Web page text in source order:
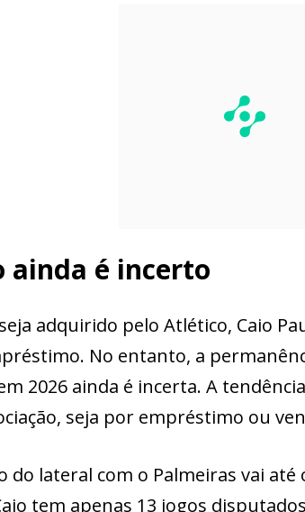
ainda é incerto
adquirido pelo Atlético, Caio
No entanto, a
2026 ainda é incerta. A
seja por empréstimo ou
do lateral com o Palmeiras vai até
tem apenas 13 jogos